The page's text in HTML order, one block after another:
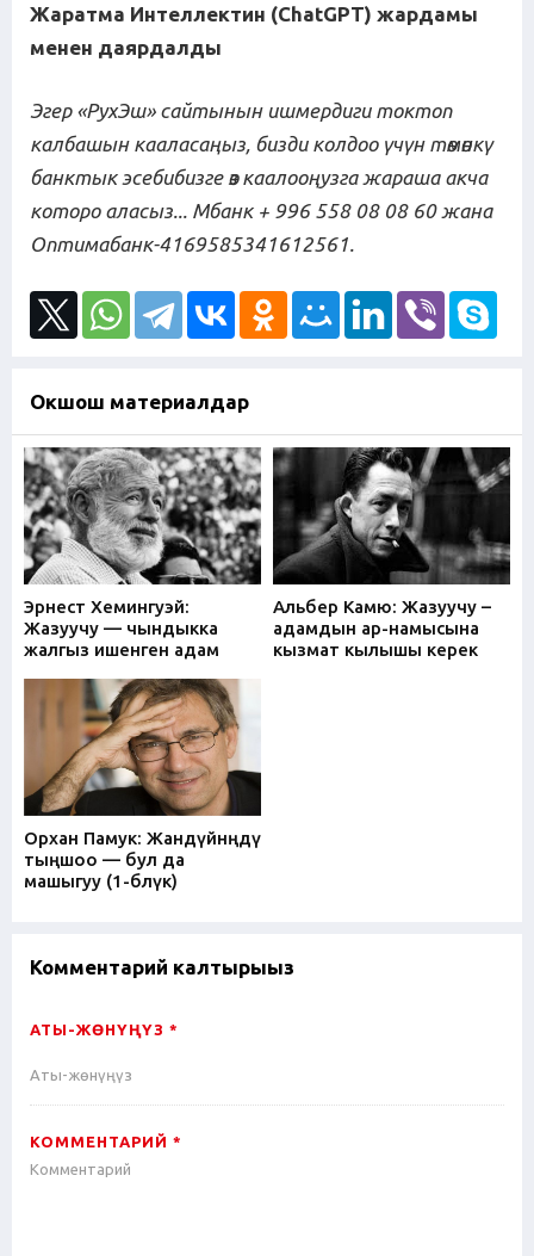
Жаратма Интеллектин (ChatGPT) жардамы
менен даярдалды
Эгер «РухЭш» сайтынын ишмердиги токтоп
калбашын кааласаңыз, бизди колдоо үчүн төмөнкү
банктык эсебибизге өз каалооңузга жараша акча
которо аласыз... Мбанк + 996 558 08 08 60 жана
Оптимабанк-4169585341612561.
Окшош материалдар
Эрнест Хемингуэй:
Жазуучу — чындыкка
жалгыз ишенген адам
Альбер Камю: Жазуучу –
адамдын ар-намысына
кызмат кылышы керек
Орхан Памук: Жандүйнөңдү
тыңшоо — бул да
машыгуу (1-бөлүк)
Комментарий калтырыңыз
АТЫ-ЖӨНҮҢҮЗ *
КОММЕНТАРИЙ *